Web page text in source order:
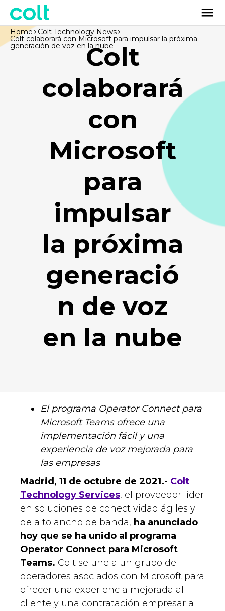
Colt
colaborará
con
Microsoft
para
impulsar
la próxima
generació
n de voz
en la nube
Home Colt Technology News
Colt colaborará con Microsoft para impulsar la próxima
generación de voz en la nube
El programa Operator Connect para
Microsoft Teams ofrece una
implementación fácil y una
experiencia de voz mejorada para
las empresas
Madrid, 11 de octubre de 2021.- Colt
Technology Services, el proveedor líder
en soluciones de conectividad ágiles y
de alto ancho de banda, ha anunciado
hoy que se ha unido al programa
Operator Connect para Microsoft
Teams. Colt se une a un grupo de
operadores asociados con Microsoft para
ofrecer una experiencia mejorada al
cliente y una contratación empresarial